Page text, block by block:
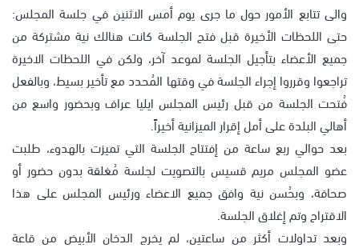
والى تتابع الأمور حول ما جرى يوم أمس الاثنين في جلسة المجلس:
حتى اللحظات الأخيرة قبل فتح الجلسة كانت هنالك نية مشتركة من
جميع الأعضاء بتأجيل الجلسة لموعد آخر، ولكن في اللحظات الاخيرة
تراجعوا وقرروا إجراء الجلسة في وقتها المُحدد مع تأخير بسيط، وبالفعل
فُتحت الجلسة من قبل رئيس المجلس ايليا عراف وبحضور واسع من
أهالي البلدة على أمل إقرار الميزانية أخيراً.
بعد حوالي ربع ساعة من إفتتاح الجلسة التي تميزت بالهدوء، طلبت
عضو المجلس مريم قسيس بالتصويت لجلسة مُغلقة بدون حضور أو
صحافة، وبحُسن نية وافق جميع الاعضاء ورئيس المجلس على هذا
الاقتراح وتم إغلاق الجلسة.
وبعد تداولات أكثر من ساعتين، لم يخرج الدخان الأبيض من قاعة